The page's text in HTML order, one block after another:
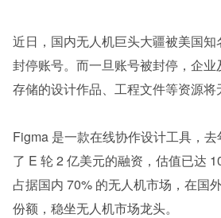
近日，国内无人机巨头大疆被美国
封停账号。而一旦账号被封停，企
存储的设计作品、工程文件等资源将
Figma 是一款在线协作设计工具，
了 E 轮 2 亿美元的融资，估值已达
占据国内 70% 的无人机市场，在国
份额，稳坐无人机市场龙头。